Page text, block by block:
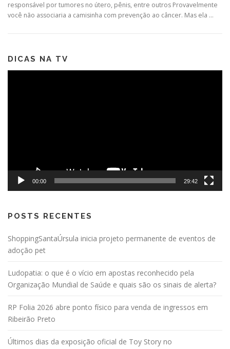
responsável por tumores no útero, pênis, entre outros Provavelmente
você não associaria a camisinha com prevenção ao câncer. Mas ela …
DICAS NA TV
00:00 29:42
POSTS RECENTES
ShoppingSantaÚrsula inicia projeto permanente de eventos de
adoção pet
Ludopatia: o que é o vício em apostas reconhecido pela
Organização Mundial de Saúde e quais são os sinais de alerta?
RP Folia 2026 abre ponto físico para venda de ingressos em
Ribeirão Preto
Últimos dias da exposição oficial de Toy Story no